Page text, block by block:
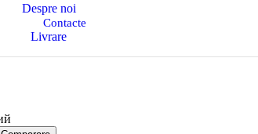
Despre noi
Contacte
Livrare